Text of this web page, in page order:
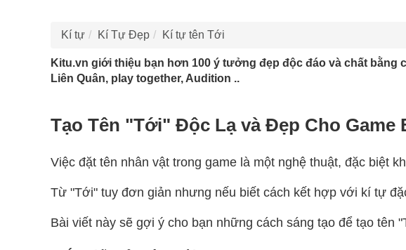
Kí tự Kí Tự Đẹp Kí tự tên Tới
Kitu.vn giới thiệu bạn hơn 100 ý tưởng đẹp độc đáo và chất bằng
Liên Quân, play together, Audition ..
Tạo Tên "Tới" Độc Lạ và Đẹp Cho Game
Việc đặt tên nhân vật trong game là một nghệ thuật, đặc biệt
Từ "Tới" tuy đơn giản nhưng nếu biết cách kết hợp với kí tự
Bài viết này sẽ gợi ý cho bạn những cách sáng tạo để tạo tên